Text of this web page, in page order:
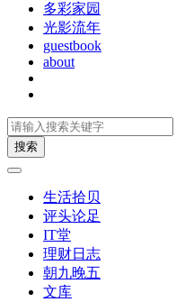
多彩家园
光影流年
guestbook
about
搜索
生活拾贝
评头论足
IT堂
理财日志
朝九晚五
文库